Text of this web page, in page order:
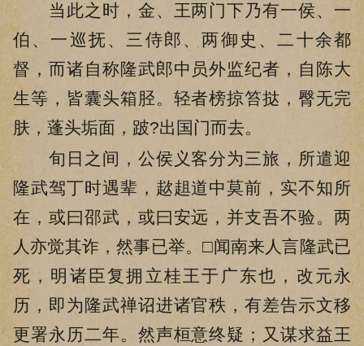
当此之时，金、王两门下乃有一侯、一
伯、一巡抚、三侍郎、两御史、二十余都
督，而诸自称隆武郎中员外监纪者，自陈大
生等，皆囊头箱胫。轻者榜掠笞挞，臀无完
肤，蓬头垢面，跛?出国门而去。
旬日之间，公侯义客分为三旅，所遣迎
隆武驾丁时遇辈，趑趄道中莫前，实不知所
在，或曰邵武，或曰安远，并支吾不验。两
人亦觉其诈，然事已举。□闻南来人言隆武已
死，明诸臣复拥立桂王于广东也，改元永
历，即为隆武禅诏进诸官秩，有差告示文移
更署永历二年。然声桓意终疑；又谋求益王